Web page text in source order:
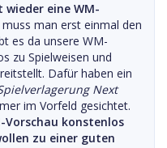
eine WM-
man erst einmal den
es da unsere WM-
zu Spielweisen und
Dafür haben ein
Next
im Vorfeld gesichtet.
Vorschau konstenlos
zu einer guten